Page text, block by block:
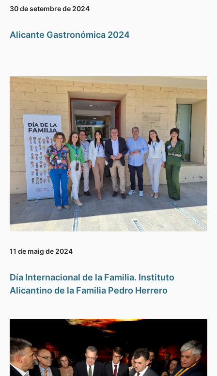
30 de setembre de 2024
Alicante Gastronómica 2024
11 de maig de 2024
Día Internacional de la Familia. Instituto
Alicantino de la Familia Pedro Herrero